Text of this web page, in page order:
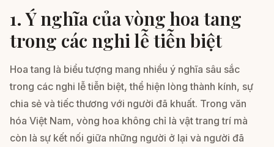
1. Ý nghĩa của vòng hoa tang
trong các nghi lễ tiễn biệt
Hoa tang là biểu tượng mang nhiều ý nghĩa sâu sắc
trong các nghi lễ tiễn biệt, thể hiện lòng thành kính, sự
chia sẻ và tiếc thương với người đã khuất. Trong văn
hóa Việt Nam, vòng hoa không chỉ là vật trang trí mà
còn là sự kết nối giữa những người ở lại và người đã